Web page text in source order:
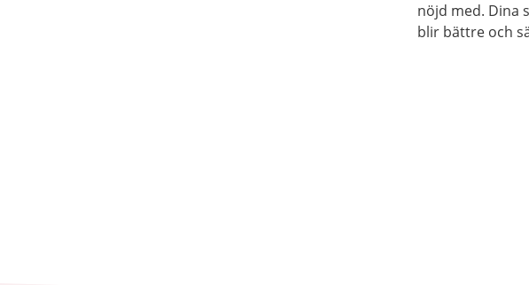
nöjd med. Dina
blir bättre och